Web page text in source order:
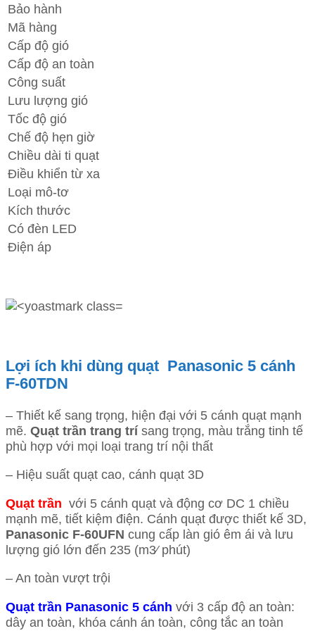
Bảo hành
Mã hàng
Cấp độ gió
Cấp độ an toàn
Công suất
Lưu lượng gió
Tốc độ gió
Chế độ hẹn giờ
Chiều dài ti quạt
Điều khiển từ xa
Loại mô-tơ
Kích thước
Có đèn LED
Điện áp
Lợi ích khi dùng quạt Panasonic 5 cánh
F-60TDN
– Thiết kế sang trọng, hiện đại với 5 cánh quạt mạnh
mẽ. Quạt trần trang trísang trọng, màu trắng tinh tế
phù hợp với mọi loại trang trí nội thất
– Hiệu suất quạt cao, cánh quạt 3D
Quạt trần với 5 cánh quạt và động cơ DC 1 chiều
mạnh mẽ, tiết kiệm điện. Cánh quạt được thiết kế 3D,
Panasonic F-60UFN cung cấp làn gió êm ái và lưu
lượng gió lớn đến 235 (m3⁄ phút)
– An toàn vượt trội
Quạt trần Panasonic 5 cánh với 3 cấp độ an toàn:
dây an toàn, khóa cánh án toàn, công tắc an toàn